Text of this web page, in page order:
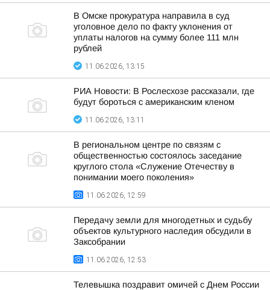
В Омске прокуратура направила в суд
уголовное дело по факту уклонения от
уплаты налогов на сумму более 111 млн
рублей
11.06.2026, 13:15
РИА Новости: В Рослесхозе рассказали, где
будут бороться с американским кленом
11.06.2026, 13:11
В региональном центре по связям с
общественностью состоялось заседание
круглого стола «Служение Отечеству в
понимании моего поколения»
11.06.2026, 12:59
Передачу земли для многодетных и судьбу
объектов культурного наследия обсудили в
Заксобрании
11.06.2026, 12:53
Телевышка поздравит омичей с Днем России